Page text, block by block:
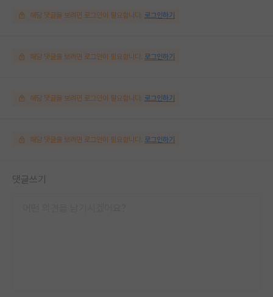
해당 댓글을 보려면 로그인이 필요합니다. 로그인하기
해당 댓글을 보려면 로그인이 필요합니다. 로그인하기
해당 댓글을 보려면 로그인이 필요합니다. 로그인하기
해당 댓글을 보려면 로그인이 필요합니다. 로그인하기
댓글쓰기